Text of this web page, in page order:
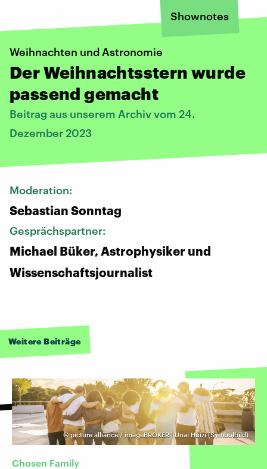
Shownotes
Weihnachten und Astronomie
Der Weihnachtsstern wurde
passend gemacht
Beitrag aus unserem Archiv vom 24.
Dezember 2023
Moderation:
Sebastian Sonntag
Gesprächspartner:
Michael Büker, Astrophysiker und
Wissenschaftsjournalist
Weitere Beiträge
©picture alliance / imageBROKER | Unai Huizi (Symbolbild)
Chosen Family